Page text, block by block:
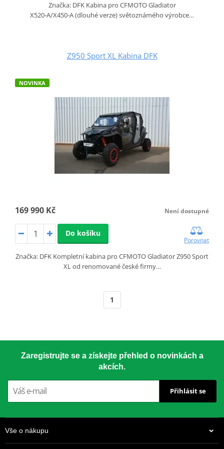
Značka: DFK Kabina pro CFMOTO Gladiator
X520‑A/X450‑A (dlouhé verze) světoznámého výrobce…
Z950 Sport XL Kabina DFK
NOVINKA
169 990 Kč Není dostupné
Do košíku
Porovnat
Značka: DFK Kompletní kabina pro CFMOTO Gladiator Z950 Sport
XL od renomované české firmy…
1
Zaregistrujte se a získejte přehled o novinkách a
akcích.
Přihlásit se
Vše o nákupu